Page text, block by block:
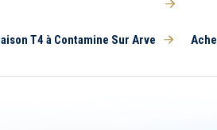
T4 à Contamine Sur Arve